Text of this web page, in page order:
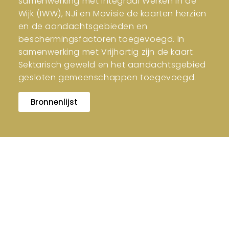
Wijk (IWW), NJi en Movisie de kaarten herzien
en de aandachtsgebieden en
beschermingsfactoren toegevoegd. In
samenwerking met Vrijhartig zijn de kaart
Sektarisch geweld en het aandachtsgebied
gesloten gemeenschappen toegevoegd.
Bronnenlijst